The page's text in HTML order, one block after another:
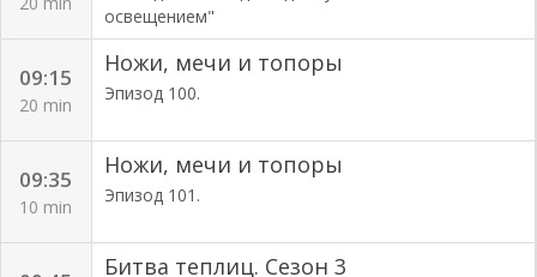
освещением"
09:15
20 min
Ножи, мечи и топоры
Эпизод 100.
09:35
10 min
Ножи, мечи и топоры
Эпизод 101.
Битва теплиц. Сезон 3